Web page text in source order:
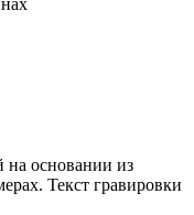
на основании из
Текст гравировки